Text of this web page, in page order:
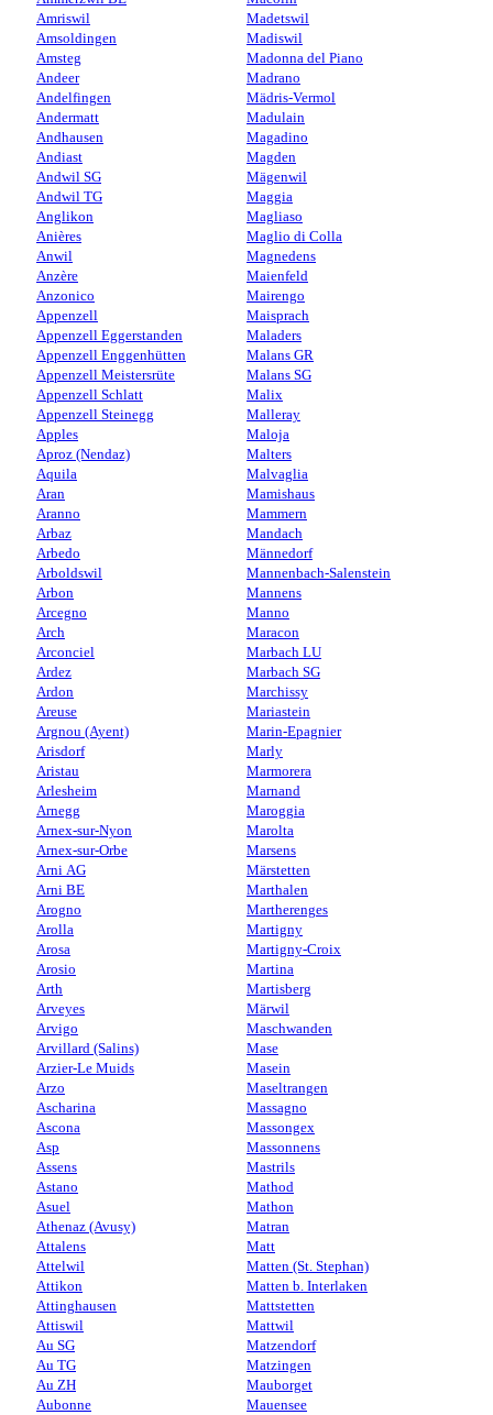
Amriswil
Amsoldingen
Amsteg
Andeer
Andelfingen
Andermatt
Andhausen
Andiast
Andwil SG
Andwil TG
Anglikon
Anières
Anwil
Anzère
Anzonico
Appenzell
Appenzell Eggerstanden
Appenzell Enggenhütten
Appenzell Meistersrüte
Appenzell Schlatt
Appenzell Steinegg
Apples
Aproz (Nendaz)
Aquila
Aran
Aranno
Arbaz
Arbedo
Arboldswil
Arbon
Arcegno
Arch
Arconciel
Ardez
Ardon
Areuse
Argnou (Ayent)
Arisdorf
Aristau
Arlesheim
Arnegg
Arnex-sur-Nyon
Arnex-sur-Orbe
Arni AG
Arni BE
Arogno
Arolla
Arosa
Arosio
Arth
Arveyes
Arvigo
Arvillard (Salins)
Arzier-Le Muids
Arzo
Ascharina
Ascona
Asp
Assens
Astano
Asuel
Athenaz (Avusy)
Attalens
Attelwil
Attikon
Attinghausen
Attiswil
Au SG
Au TG
Au ZH
Aubonne
Madetswil
Madiswil
Madonna del Piano
Madrano
Mädris-Vermol
Madulain
Magadino
Magden
Mägenwil
Maggia
Magliaso
Maglio di Colla
Magnedens
Maienfeld
Mairengo
Maisprach
Maladers
Malans GR
Malans SG
Malix
Malleray
Maloja
Malters
Malvaglia
Mamishaus
Mammern
Mandach
Männedorf
Mannenbach-Salenstein
Mannens
Manno
Maracon
Marbach LU
Marbach SG
Marchissy
Mariastein
Marin-Epagnier
Marly
Marmorera
Marnand
Maroggia
Marolta
Marsens
Märstetten
Marthalen
Martherenges
Martigny
Martigny-Croix
Martina
Martisberg
Märwil
Maschwanden
Mase
Masein
Maseltrangen
Massagno
Massongex
Massonnens
Mastrils
Mathod
Mathon
Matran
Matt
Matten (St. Stephan)
Matten b. Interlaken
Mattstetten
Mattwil
Matzendorf
Matzingen
Mauborget
Mauensee